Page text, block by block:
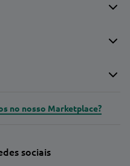
no nosso Marketplace?
sociais